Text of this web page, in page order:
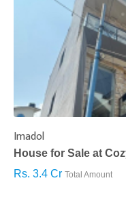
Imadol
House for Sale at
Rs. 3.4 Cr Total Amount